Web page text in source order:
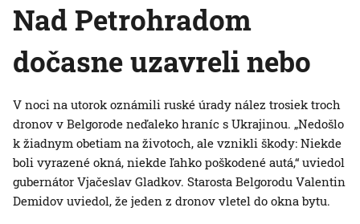
Nad Petrohradom
dočasne uzavreli nebo
V noci na utorok oznámili ruské úrady nález trosiek troch
dronov v Belgorode neďaleko hraníc s Ukrajinou. „Nedošlo
k žiadnym obetiam na životoch, ale vznikli škody: Niekde
boli vyrazené okná, niekde ľahko poškodené autá,“ uviedol
gubernátor Vjačeslav Gladkov. Starosta Belgorodu Valentin
Demidov uviedol, že jeden z dronov vletel do okna bytu.